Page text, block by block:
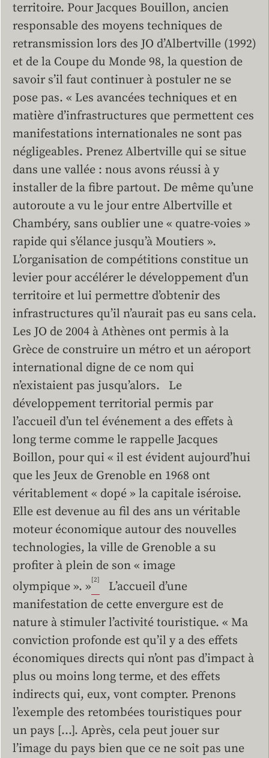
territoire. Pour Jacques Bouillon, ancien
responsable des moyens techniques de
retransmission lors des JO d’Albertville (1992)
et de la Coupe du Monde 98, la question de
savoir s’il faut continuer à postuler ne se
pose pas. « Les avancées techniques et en
matière d’infrastructures que permettent ces
manifestations internationales ne sont pas
négligeables. Prenez Albertville qui se situe
dans une vallée : nous avons réussi à y
installer de la fibre partout. De même qu’une
autoroute a vu le jour entre Albertville et
Chambéry, sans oublier une « quatre-voies »
rapide qui s’élance jusqu’à Moutiers ».
L’organisation de compétitions constitue un
levier pour accélérer le développement d’un
territoire et lui permettre d’obtenir des
infrastructures qu’il n’aurait pas eu sans cela.
Les JO de 2004 à Athènes ont permis à la
Grèce de construire un métro et un aéroport
international digne de ce nom qui
n’existaient pas jusqu’alors. Le
développement territorial permis par
l’accueil d’un tel événement a des effets à
long terme comme le rappelle Jacques
Boillon, pour qui « il est évident aujourd’hui
que les Jeux de Grenoble en 1968 ont
véritablement « dopé » la capitale iséroise.
Elle est devenue au fil des ans un véritable
moteur économique autour des nouvelles
technologies, la ville de Grenoble a su
profiter à plein de son « image
olympique ». » [2]
L’accueil d’une
manifestation de cette envergure est de
nature à stimuler l’activité touristique. « Ma
conviction profonde est qu’il y a des effets
économiques directs qui n’ont pas d’impact à
plus ou moins long terme, et des effets
indirects qui, eux, vont compter. Prenons
l’exemple des retombées touristiques pour
un pays […]. Après, cela peut jouer sur
l’image du pays bien que ce ne soit pas une